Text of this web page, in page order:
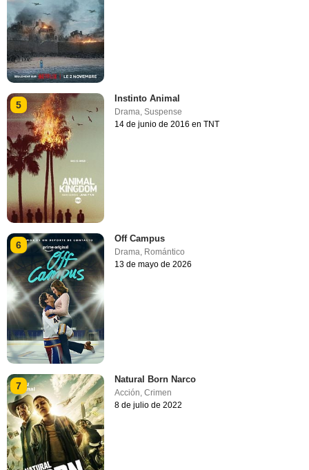
5
Instinto Animal
Drama,Suspense
14 de junio de 2016 en TNT
6
Off Campus
Drama, Romántico
13 de mayo de 2026
7
Natural Born Narco
Acción ,Crimen
8 de julio de 2022